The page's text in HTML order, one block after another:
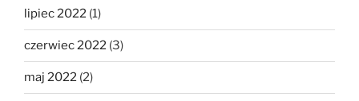
lipiec 2022 (1)
czerwiec 2022 (3)
maj 2022 (2)